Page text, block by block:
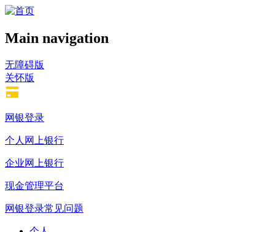
跳
到
要
内
容
Main navigation
无障碍版
关怀版
网银登录
个人网上银行
企业网上银行
现金管理平台
网银登录常见问题